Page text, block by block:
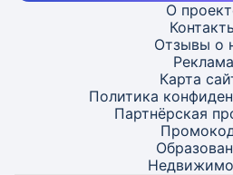
О
Отзывы о
Реклама
Карта
Политика
Партнёрская